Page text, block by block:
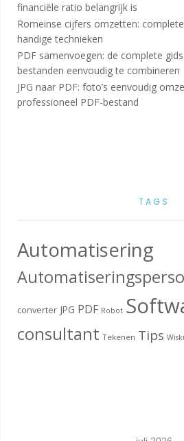
financiële ratio belangrijk is
Romeinse cijfers omzetten:
handige technieken
PDF samenvoegen: de complete
bestanden eenvoudig te combineren
JPG naar PDF: foto’s eenvoudig
professioneel PDF-bestand
TAGS
Automatisering
converter JPG PDF Robot
consultant Tekenen Tips